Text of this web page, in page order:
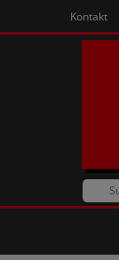
Kontakt